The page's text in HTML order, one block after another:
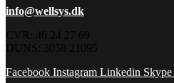
info@wellsys.dk
CVR: 46 24 27 69
DUNS: 3058 21095
Facebook Instagram Linkedin Skype